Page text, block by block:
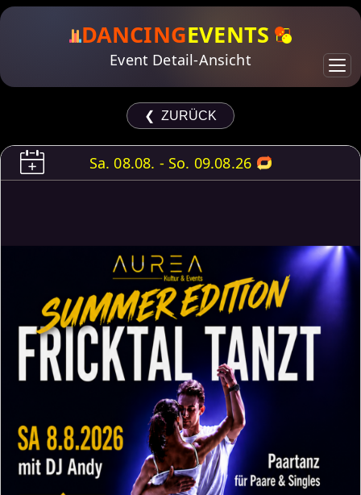
DANCINGEVENTS
Event Detail-Ansicht
❮ ZURÜCK
Sa. 08.08. - So. 09.08.26